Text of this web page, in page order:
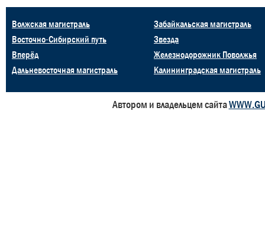
Волжская магистраль
Восточно-Сибирский путь
Вперёд
Дальневосточная магистраль
Забайкальская магистраль
Звезда
Железнодорожник Поволжья
Калининградская магистраль
Автором и владельцем сайта